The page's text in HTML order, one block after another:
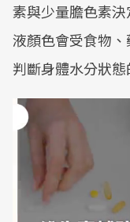
素與少量膽色素
液顏色會受食物
判斷身體水分狀